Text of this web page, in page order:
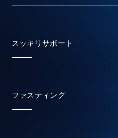
スッキリサポート
ファスティング